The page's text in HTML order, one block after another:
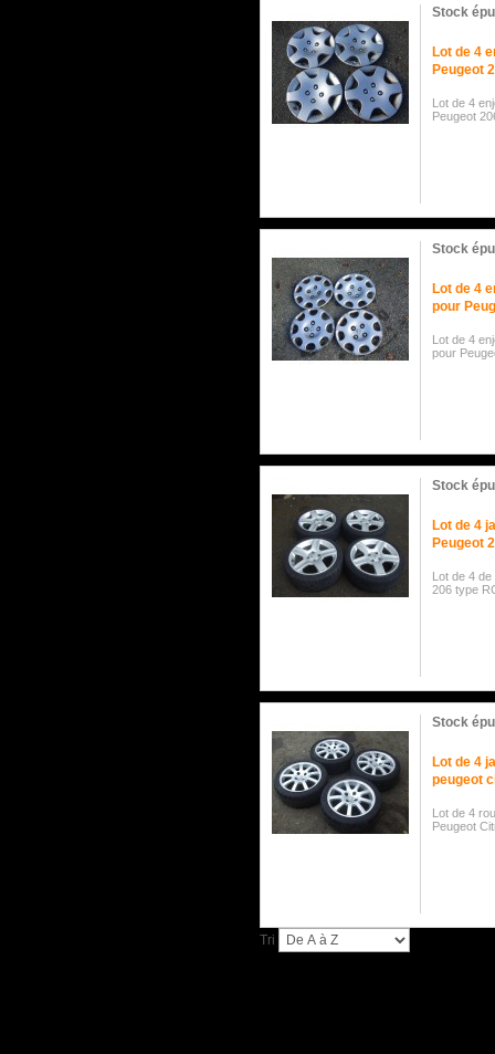
Stock
Lot de 4
Peugeot
Lot de 4
Peugeot
Stock
Lot de 4
pour
Lot de 4
pour
Stock
Lot de 4
Peugeot
Lot de 4
206 type
Stock
Lot de 4
peugeot
Lot de 4
Peugeot
Tri